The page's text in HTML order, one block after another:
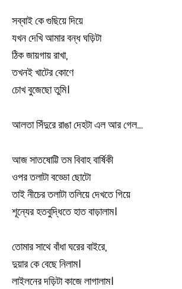
সব্বাই কে গুছিয়ে দিয়ে
যখন দেখি আমার বন্ধ ঘড়িটা
ঠিক জায়গায় রাখা,
তখনই খাটের কোণে
চোখ বুজেছো তুমি।
আলতা সিঁদুরে রাঙা দেহটা এল আর গেল…
আজ সাতষোট্টি তম বিবাহ বার্ষিকী
ওপর তলাটা বড্ডো ছোটো
তাই নীচের তলাটা তলিয়ে দেখতে গিয়ে
শূন্যের হতবুদ্ধিতে হাত বাড়ালাম।
তোমার সাথে বাঁধা ঘরের বাইরে,
দুয়ার কে বেছে নিলাম।
লাইলনের দড়িটা কাজে লাগালাম।